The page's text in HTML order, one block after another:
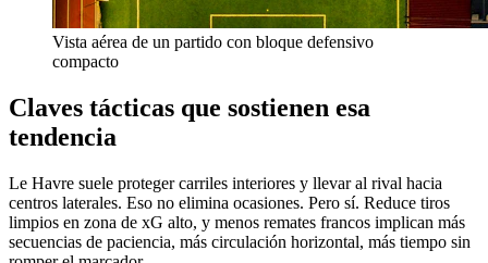
Vista aérea de un partido con bloque defensivo
compacto
Claves tácticas que sostienen esa
tendencia
Le Havre suele proteger carriles interiores y llevar al rival hacia
centros laterales. Eso no elimina ocasiones. Pero sí. Reduce tiros
limpios en zona de xG alto, y menos remates francos implican más
secuencias de paciencia, más circulación horizontal, más tiempo sin